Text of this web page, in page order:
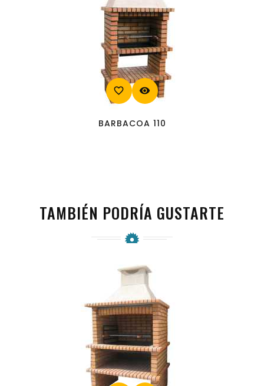
favorite_border visibility
BARBACOA 110
TAMBIÉN PODRÍA GUSTARTE